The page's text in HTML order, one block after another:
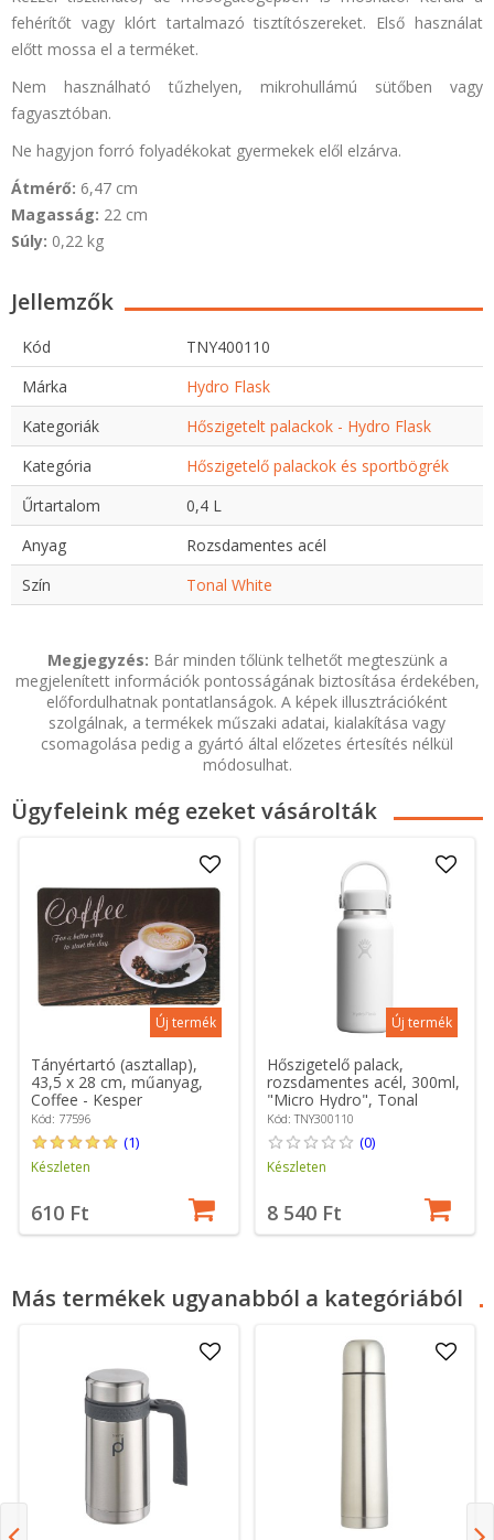
fehérítőt vagy klórt tartalmazó tisztítószereket. Első használat
előtt mossa el a terméket.
Nem használható tűzhelyen, mikrohullámú sütőben vagy
fagyasztóban.
Ne hagyjon forró folyadékokat gyermekek elől elzárva.
Átmérő: 6,47 cm
Magasság: 22 cm
Súly: 0,22 kg
Jellemzők
Kód
TNY400110
Márka
Hydro Flask
Kategoriák
Hőszigetelt palackok - Hydro Flask
Kategória
Hőszigetelő palackok és sportbögrék
Űrtartalom
0,4 L
Anyag
Rozsdamentes acél
Szín
Tonal White
Megjegyzés: Bár minden tőlünk telhetőt megteszünk a
megjelenített információk pontosságának biztosítása érdekében,
előfordulhatnak pontatlanságok. A képek illusztrációként
szolgálnak, a termékek műszaki adatai, kialakítása vagy
csomagolása pedig a gyártó által előzetes értesítés nélkül
módosulhat.
Ügyfeleink még ezeket vásárolták
Új termék
Tányértartó (asztallap),
43,5 x 28 cm, műanyag,
Coffee - Kesper
Kód: 77596
(1)
Készleten
610 Ft
Új termék
Hőszigetelő palack,
rozsdamentes acél, 300ml,
"Micro Hydro", Tonal
White - Hydro Flask
Kód: TNY300110
(0)
Készleten
8 540 Ft
Más termékek ugyanabból a kategóriából